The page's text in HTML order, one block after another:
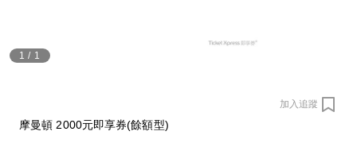
1 / 1
加入追蹤
摩曼頓 2000元即享券(餘額型)